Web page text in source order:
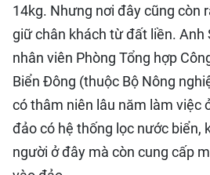
14kg. Nhưng nơi đây cũng còn
giữ chân khách từ đất liền. Anh
nhân viên Phòng Tổng hợp
Biển Đông (thuộc Bộ Nông
có thâm niên lâu năm làm việc
đảo có hệ thống lọc nước biển,
người ở đây mà còn cung cấp